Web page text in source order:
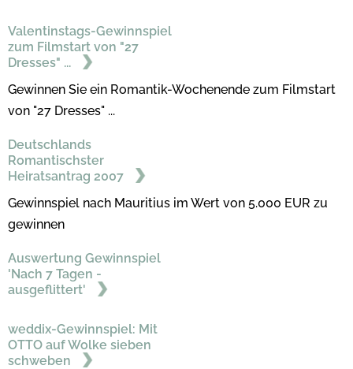
Valentinstags-Gewinnspiel
zum Filmstart von "27
Dresses" ...
Gewinnen Sie ein Romantik-Wochenende zum Filmstart
von "27 Dresses" ...
Deutschlands
Romantischster
Heiratsantrag 2007
Gewinnspiel nach Mauritius im Wert von 5.000 EUR zu
gewinnen
Auswertung Gewinnspiel
'Nach 7 Tagen -
ausgeflittert'
weddix-Gewinnspiel: Mit
OTTO auf Wolke sieben
schweben